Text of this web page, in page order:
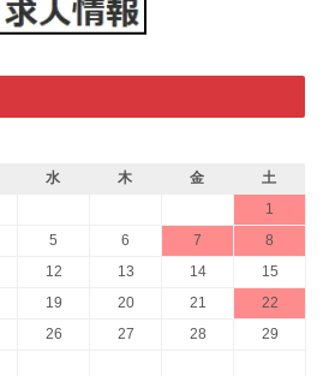
水 木 金
土
1
5 6 7
8
12 13 14
15
19 20 21
22
26 27 28
29